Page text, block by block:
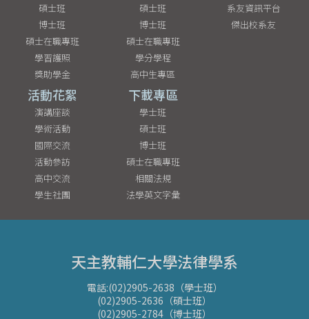
碩士班
博士班
碩士在職專班
學習護照
獎助學金
碩士班
博士班
碩士在職專班
學分學程
高中生專區
系友資訊平台
傑出校系友
活動花絮
演講座談
學術活動
國際交流
活動參訪
高中交流
學生社團
下載專區
學士班
碩士班
博士班
碩士在職專班
相關法規
法學英文字彙
天主教輔仁大學法律學系
電話:(02)2905-2638（學士班）
(02)2905-2636（碩士班）
(02)2905-2784（博士班）